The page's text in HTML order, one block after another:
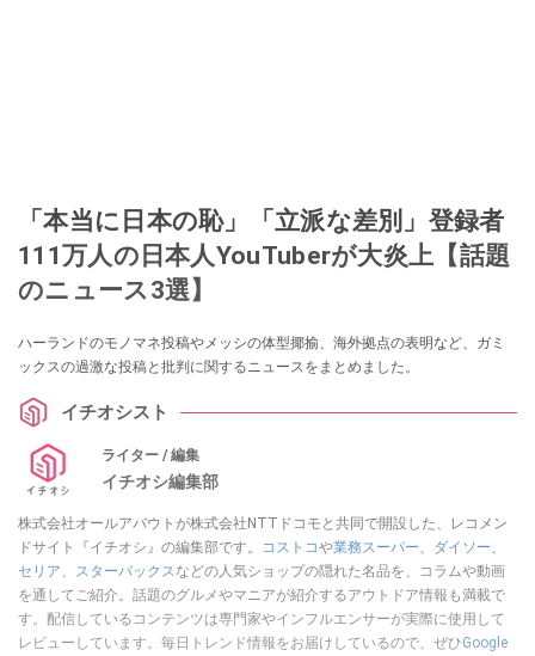
「本当に日本の恥」「立派な差別」登録者
111万人の日本人YouTuberが大炎上【話題
のニュース3選】
ハーランドのモノマネ投稿やメッシの体型揶揄、海外拠点の表明など、ガミ
ックスの過激な投稿と批判に関するニュースをまとめました。
イチオシスト
ライター / 編集
イチオシ編集部
株式会社オールアバウトが株式会社NTTドコモと共同で開設した、レコメン
ドサイト『イチオシ』の編集部です。
コストコや業務スーパー、 ダイソー、
セリア、 スターバックスなどの人気ショップの隠れた名品を、コラムや動画
を通してご紹介。話題のグルメやマニアが紹介するアウトドア情報も満載で
す。配信しているコンテンツは専門家やインフルエンサーが実際に使用して
レビューしています。毎日トレンド情報をお届けしているので、ぜひGoogle